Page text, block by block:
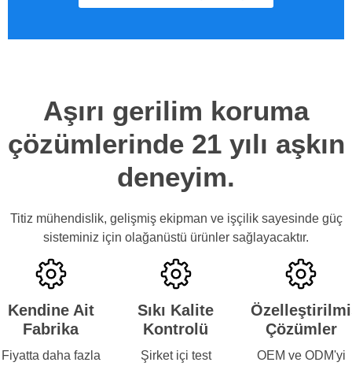
Aşırı gerilim koruma
çözümlerinde 21 yılı aşkın
deneyim.
Titiz mühendislik, gelişmiş ekipman ve işçilik sayesinde güç
sisteminiz için olağanüstü ürünler sağlayacaktır.
Kendine Ait
Fabrika
Fiyatta daha fazla
Sıkı Kalite
Kontrolü
Şirket içi test
Çözümler
OEM ve ODM'yi